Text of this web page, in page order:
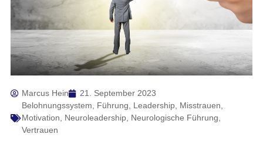
Marcus Hein
21. September 2023
Belohnungssystem, Führung, Leadership, Misstrauen,
Motivation, Neuroleadership, Neurologische Führung,
Vertrauen